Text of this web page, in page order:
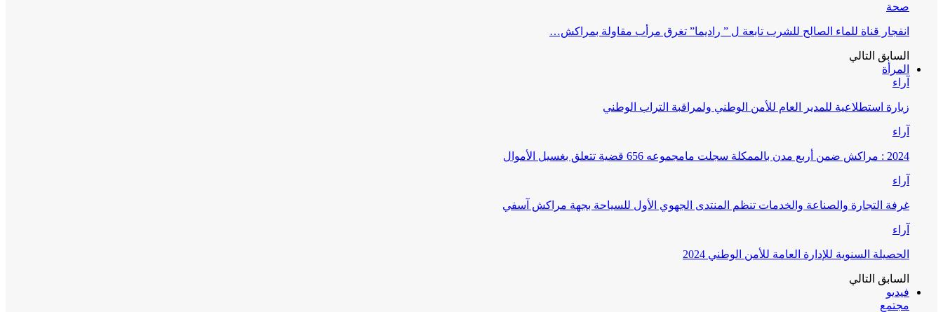
صحة
انفجار قناة للماء الصالح للشرب تابعة ل ” راديما” تغرق مرأب مقاولة بمراكش…
السابق التالي
المرأة
آراء
زيارة استطلاعية للمدير العام للأمن الوطني ولمراقبة التراب الوطني
آراء
2024 : مراكش ضمن أربع مدن بالممكلة سجلت مامجموعه 656 قضية تتعلق بغسيل الأموال
آراء
غرفة التجارة والصناعة والخدمات تنظم المنتدى الجهوي الأول للسياحة بجهة مراكش آسفي
آراء
الحصيلة السنوية للإدارة العامة للأمن الوطني 2024
السابق التالي
فيديو
مجتمع